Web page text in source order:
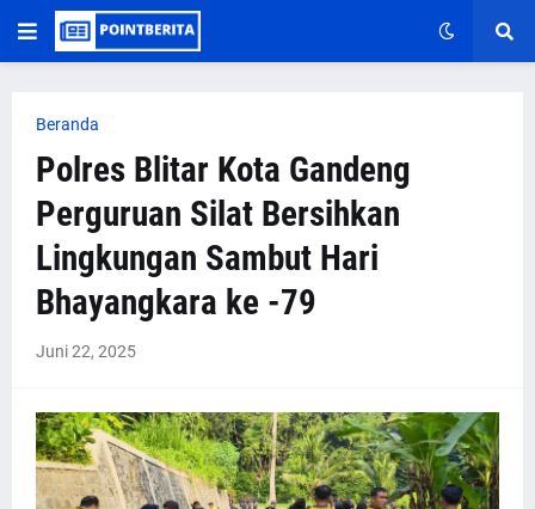
Beranda
Polres Blitar Kota Gandeng
Perguruan Silat Bersihkan
Lingkungan Sambut Hari
Bhayangkara ke -79
Juni 22, 2025